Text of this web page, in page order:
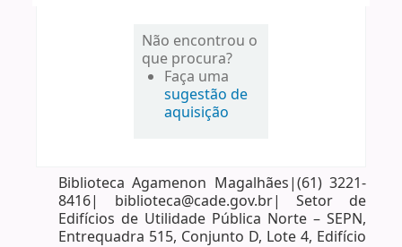
Não encontrou o
que procura?
Faça uma
sugestão de
aquisição
Biblioteca Agamenon Magalhães|(61) 3221-
8416| biblioteca@cade.gov.br| Setor de
Edifícios de Utilidade Pública Norte – SEPN,
Entrequadra 515, Conjunto D, Lote 4, Edifício